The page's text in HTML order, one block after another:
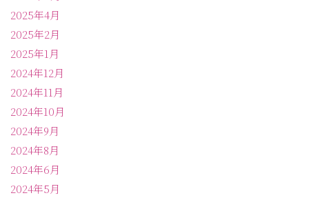
2025年4月
2025年2月
2025年1月
2024年12月
2024年11月
2024年10月
2024年9月
2024年8月
2024年6月
2024年5月